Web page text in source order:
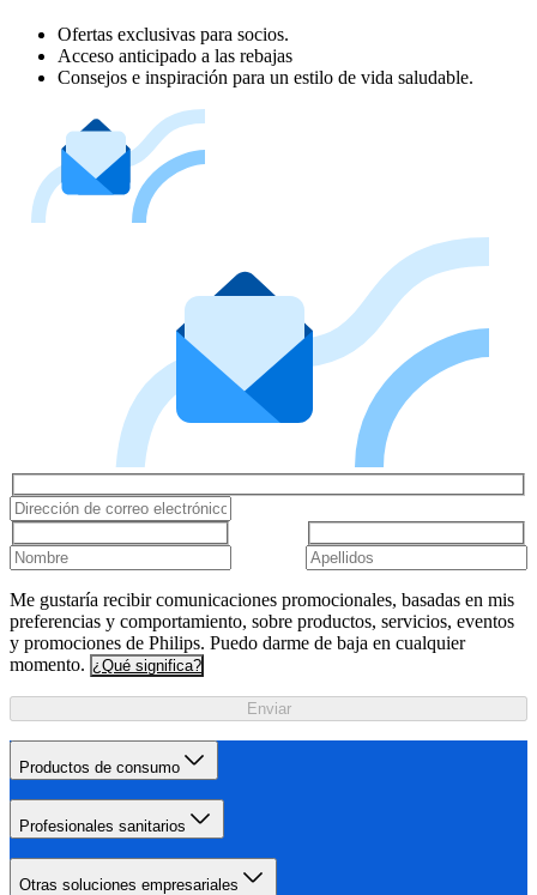
Ofertas exclusivas para socios.
Acceso anticipado a las rebajas
Consejos e inspiración para un estilo de vida saludable.
Me gustaría recibir comunicaciones promocionales, basadas en mis
preferencias y comportamiento, sobre productos, servicios, eventos
y promociones de Philips. Puedo darme de baja en cualquier
momento. ¿Qué significa?
Enviar
Productos de consumo
Profesionales sanitarios
Otras soluciones empresariales